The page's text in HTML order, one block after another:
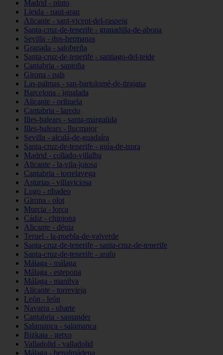
Madrid - pinto
Lleida - naut-aran
Alicante - sant-vicent-del-raspeig
Santa-cruz-de-tenerife - granadilla-de-abona
Sevilla - dos-hermanas
Granada - salobreña
Santa-cruz-de-tenerife - santiago-del-teide
Cantabria - santoña
Girona - pals
Las-palmas - san-bartolomé-de-tirajana
Barcelona - igualada
Alicante - orihuela
Cantabria - laredo
Illes-balears - santa-margalida
Illes-balears - llucmajor
Sevilla - alcalá-de-guadaíra
Santa-cruz-de-tenerife - guía-de-isora
Madrid - collado-villalba
Alicante - la-vila-joiosa
Cantabria - torrelavega
Asturias - villaviciosa
Lugo - ribadeo
Girona - olot
Murcia - lorca
Cádiz - chipiona
Alicante - dénia
Teruel - la-puebla-de-valverde
Santa-cruz-de-tenerife - santa-cruz-de-tenerife
Santa-cruz-de-tenerife - arafo
Málaga - málaga
Málaga - estepona
Málaga - manilva
Alicante - torrevieja
León - león
Navarra - uharte
Cantabria - santander
Salamanca - salamanca
Bizkaia - getxo
Valladolid - valladolid
Málaga - benalmádena